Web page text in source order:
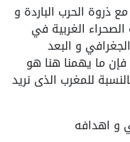
ذروة الحرب الباردة و
الغربية في
و البعد
فإن ما يهمنا هنا هو
للمغرب الذى نريد
و اهدافه